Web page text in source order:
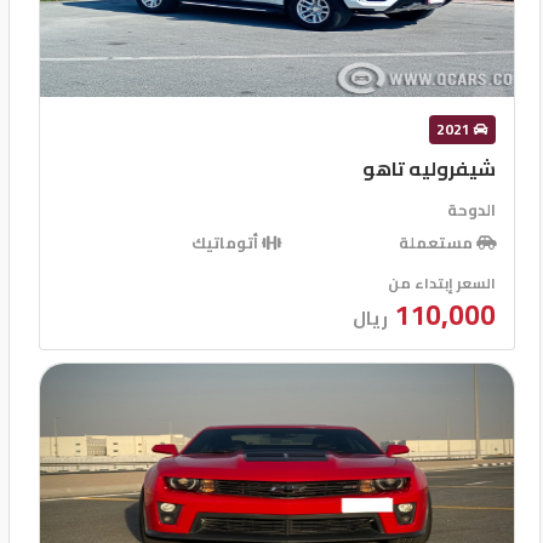
2021
شيفروليه تاهو
الدوحة
مستعملة
أتوماتيك
السعر إبتداء من
110,000 ريال